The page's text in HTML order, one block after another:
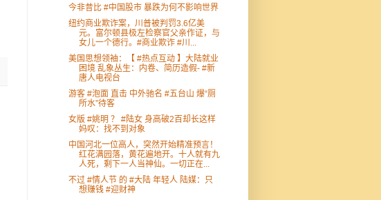
今非昔比 #中国股市 暴跌为何不影响世界
纽约商业欺诈案，川普被判罚3.6亿美
元。富尔顿县极左检察官父亲作证，与
女儿一个德行。#商业欺诈 #川...
美国思想领袖：【 #热点互动 】大陆就业
困境 乱象丛生：内卷、简历造假- #新
唐人电视台
游客 #泡面 直击 中外驰名 #五台山 爆“厕
所水”待客
女版 #姚明 ？ #陆女 身高破2百却长这样
妈叹：找不到对象
中国河北一位高人，突然开始精准预言！
红花满园落，黄花遍地开。十人就有九
人死，剩下一人当神仙。一切正在...
不过 #情人节 的 #大陆 年轻人 陆媒：只
想赚钱 #迎财神